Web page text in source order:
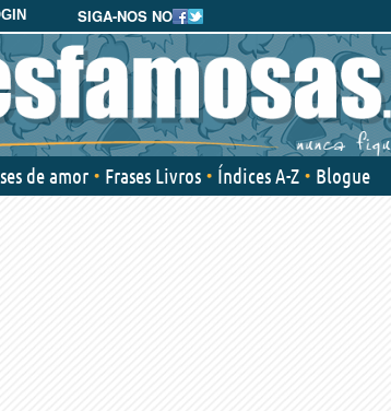
SIGA-NOS NO
de amor Frases Livros Índices A-Z Blogue